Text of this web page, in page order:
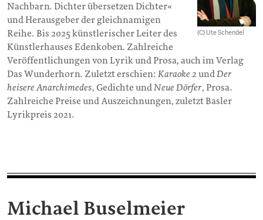
(C) Ute Schendel
Nachbarn. Dichter übersetzen Dichter«
und Herausgeber der gleichnamigen
Reihe. Bis 2025 künstlerischer Leiter des
Künstlerhauses Edenkoben. Zahlreiche
Veröffentlichungen von Lyrik und Prosa, auch im Verlag
Das Wunderhorn. Zuletzt erschien: Karaoke 2 undDer
heisere Anarchimedes, Gedichte undNeue Dörfer, Prosa.
Zahlreiche Preise und Auszeichnungen, zuletzt Basler
Lyrikpreis 2021.
Michael Buselmeier